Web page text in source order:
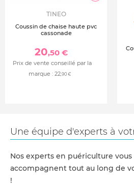
TINEO
Coussin de chaise haute pvc
cassonade
20,50 €
Prix de vente conseillé par la
marque : 22,90 €
Une équipe d'experts à
Nos experts en puériculture
accompagnent tout au long de
!